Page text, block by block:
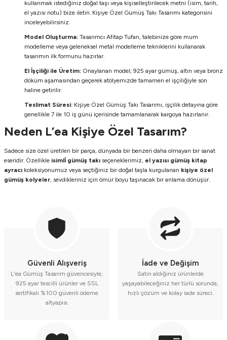
kullanmak istediğiniz doğal taşı veya kişiselleştirilecek metni (isim, tarih,
el yazısı notu) bize iletin. Kişiye Özel Gümüş Takı Tasarımı kategorisini
inceleyebilirsiniz.
Model Oluşturma: Tasarımcı Afitap Tufan, talebinize göre mum
modelleme veya geleneksel metal modelleme tekniklerini kullanarak
tasarımın ilk formunu hazırlar.
El İşçiliği ile Üretim: Onaylanan model; 925 ayar gümüş, altın veya bronz
döküm aşamasından geçerek atölyemizde tamamen el işçiliğiyle son
haline getirilir.
Teslimat Süresi: Kişiye Özel Gümüş Takı Tasarımı, işçilik detayına göre
genellikle 7 ile 10 iş günü içerisinde tamamlanarak kargoya hazırlanır.
Neden L’ea Kişiye Özel Tasarım?
Sadece size özel üretilen bir parça, dünyada bir benzeri daha olmayan bir sanat
eseridir. Özellikle isimlİ gümüş takı seçeneklerimiz, el yazısı gümüş kitap
ayracı koleksiyonumuz veya seçtiğiniz bir doğal taşla kurgulanan kişiye özel
gümüş kolyeler, sevdikleriniz için ömür boyu taşınacak bir anlama dönüşür.
Güvenli Alışveriş
L'ea Gümüş Tasarım güvencesiyle;
925 ayar tescilli ürünler ve SSL
sertifikalı %100 güvenli ödeme
altyapısı.
İade ve Değişim
Satın aldığınız ürünlerde
yaşayabileceğiniz her türlü sorunda,
hızlı çözüm ve kolay iade süreci.